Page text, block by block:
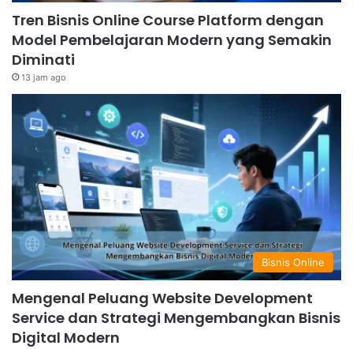
Tren Bisnis Online Course Platform dengan
Model Pembelajaran Modern yang Semakin
Diminati
13 jam ago
Bisnis Online
Mengenal Peluang Website Development
Service dan Strategi Mengembangkan Bisnis
Digital Modern